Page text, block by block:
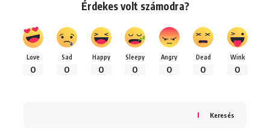
Érdekes volt számodra?
Love
0
Sad
0
Happy
0
Sleepy
0
Angry
0
Dead
0
Wink
0
Keresés